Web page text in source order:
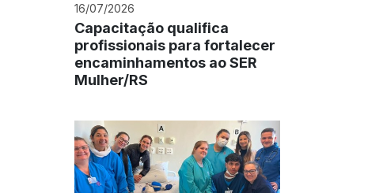
16/07/2026
Capacitação qualifica
profissionais para fortalecer
encaminhamentos ao SER
Mulher/RS